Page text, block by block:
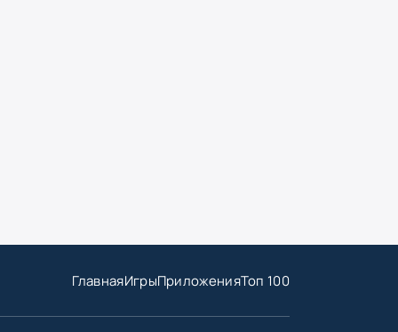
ГлавнаяИгрыПриложенияТоп 100